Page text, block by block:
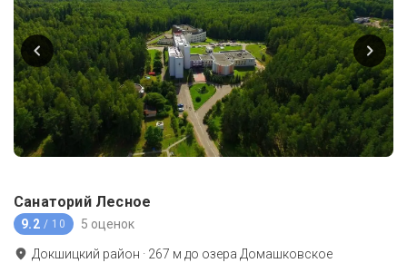
Санаторий Лесное
9.2 / 10 5 оценок
Докшицкий район · 267 м до озера Домашковское